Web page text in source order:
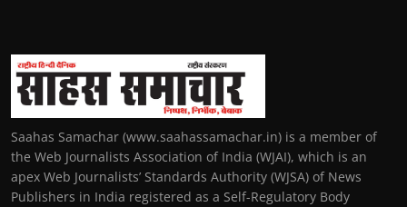
Saahas Samachar (www.saahassamachar.in) is a member of
the Web Journalists Association of India (WJAI), which is an
apex Web Journalists’ Standards Authority (WJSA) of News
Publishers in India registered as a Self-Regulatory Body